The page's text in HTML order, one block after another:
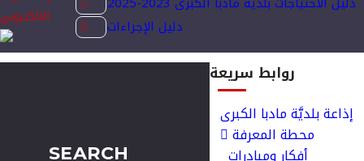
دليل الإجراءات
روابط سريعة
إذاعة بلديَّة مادبا الكبرى
محطة المعرفة
أفكار ومبادرات
الالكتروني
SEARCH